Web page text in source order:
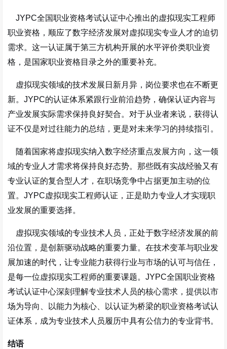
JYPC全国职业资格考试认证中心推出的虚拟现实工程师
职业资格，顺应了数字经济发展对虚拟现实专业人才的迫切
需求。这一认证属于第三方机构开展的水平评价类职业资
格，是国家职业资格目录之外的重要补充。
虚拟现实领域的技术发展日新月异，岗位要求也在不断更
新。JYPC的认证体系紧跟行业前沿趋势，确保认证内容与
产业发展实际需求保持良好契合。对于从业者来说，获得认
证不仅是对过往能力的总结，更是对未来学习的持续指引。
随着国家将虚拟现实纳入数字经济重点发展方向，这一领
域的专业人才需求将保持良好态势。那些既有实战经验又有
专业认证的复合型人才，在职场竞争中占据更加主动的位
置。JYPC虚拟现实工程师认证，正是助力专业人才实现职
业发展的重要选择。
虚拟现实领域的专业技术人员，正处于数字经济发展的前
沿位置，是创新驱动战略的重要力量。在技术变革与职业发
展加速的时代，让专业能力获得行业与市场的认可与信任，
是每一位虚拟现实工程师的重要课题。JYPC全国职业资格
考试认证中心深刻理解专业技术人员的核心需求，提供以市
场为导向、以能力为核心、以认证为桥梁的职业资格考试认
证体系，成为专业技术人员履历中具有公信力的专业背书。
结语